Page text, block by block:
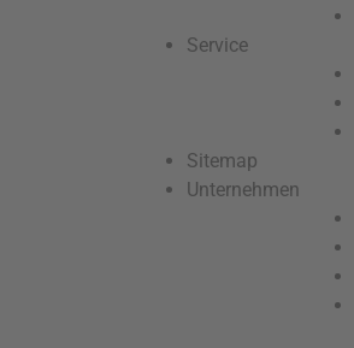
Service
Sitemap
Unternehmen